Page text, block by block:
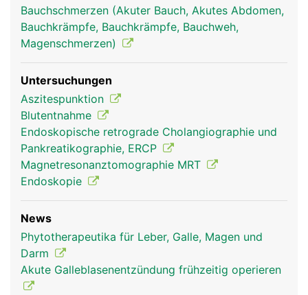
Bauchschmerzen (Akuter Bauch, Akutes Abdomen,
Bauchkrämpfe, Bauchkrämpfe, Bauchweh,
Magenschmerzen)
Untersuchungen
Aszitespunktion
Blutentnahme
Endoskopische retrograde Cholangiographie und
Pankreatikographie, ERCP
Magnetresonanztomographie MRT
Endoskopie
News
Phytotherapeutika für Leber, Galle, Magen und
Darm
Akute Galleblasenentzündung frühzeitig operieren